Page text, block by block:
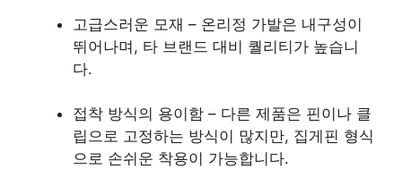
고급스러운 모재 – 온리정 가발은 내구성이
뛰어나며, 타 브랜드 대비 퀄리티가 높습니
다.
접착 방식의 용이함 – 다른 제품은 핀이나 클
립으로 고정하는 방식이 많지만, 집게핀 형식
으로 손쉬운 착용이 가능합니다.